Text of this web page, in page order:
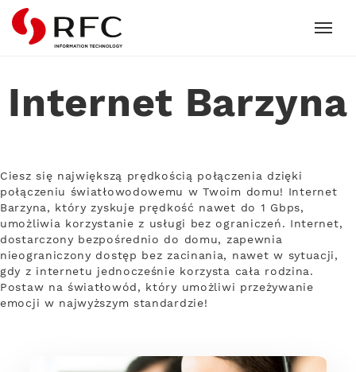
RFC
Internet Barzyna
Ciesz się największą prędkością połączenia dzięki
połączeniu światłowodowemu w Twoim domu! Internet
Barzyna, który zyskuje prędkość nawet do 1 Gbps,
umożliwia korzystanie z usługi bez ograniczeń. Internet,
dostarczony bezpośrednio do domu, zapewnia
nieograniczony dostęp bez zacinania, nawet w sytuacji,
gdy z internetu jednocześnie korzysta cała rodzina.
Postaw na światłowód, który umożliwi przeżywanie
emocji w najwyższym standardzie!